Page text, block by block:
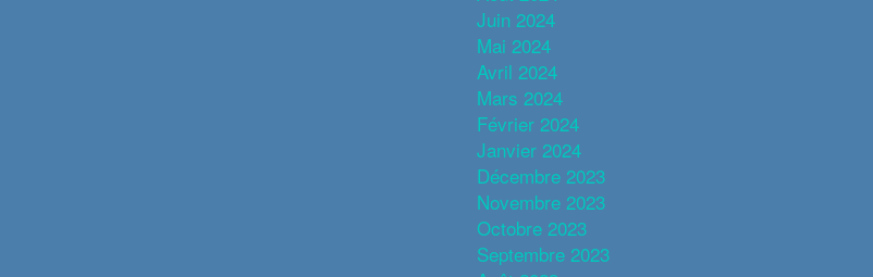
Juin 2024
Mai 2024
Avril 2024
Mars 2024
Février 2024
Janvier 2024
Décembre 2023
Novembre 2023
Octobre 2023
Septembre 2023